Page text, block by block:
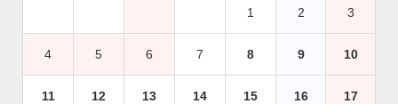
1 2 3
4 5 6 7 8 9 10
11 12 13 14 15 16 17